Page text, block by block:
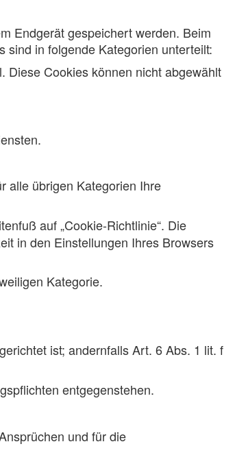
Endgerät gespeichert werden. Beim
sind in folgende Kategorien unterteilt:
Cookies können nicht abgewählt
alle übrigen Kategorien Ihre
auf „Cookie-Richtlinie“. Die
in den Einstellungen Ihres Browsers
Kategorie.
ist; andernfalls Art. 6 Abs. 1 lit. f
entgegenstehen.
und für die